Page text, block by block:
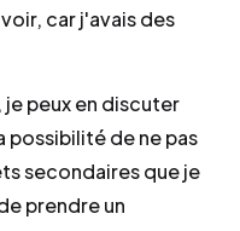
car j'avais des
peux en discuter
possibilité de ne pas
secondaires que je
prendre un